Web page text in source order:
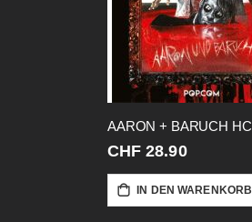
AARON + BARUCH HC
CHF 28.90
IN DEN WARENKORB